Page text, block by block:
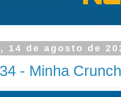
14 de agosto de
- Minha